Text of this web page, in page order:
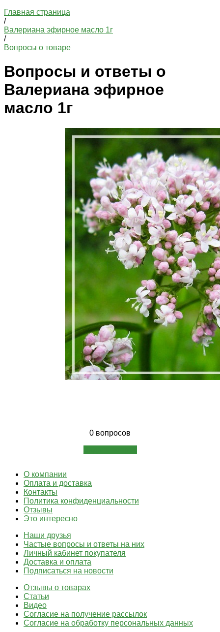
Главная страница
/
Валериана эфирное масло 1г
/
Вопросы о товаре
Вопросы и ответы о
Валериана эфирное
масло 1г
0 вопросов
О компании
Оплата и доставка
Контакты
Политика конфиденциальности
Отзывы
Это интересно
Наши друзья
Частые вопросы и ответы на них
Личный кабинет покупателя
Доставка и оплата
Подписаться на новости
Отзывы о товарах
Статьи
Видео
Согласие на получение рассылок
Согласие на обработку персональных данных